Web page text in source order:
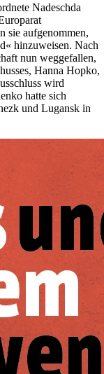
Nadeschda
sie aufgenommen,
hinzuweisen. Nach
nun weggefallen,
Hanna Hopko,
wird
hatte sich
und Lugansk in